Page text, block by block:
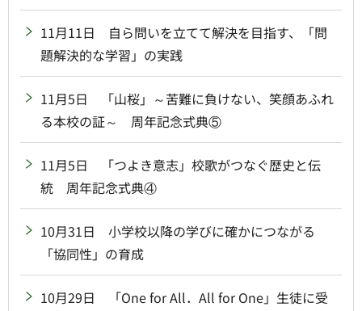
11月11日 自ら問いを立てて解決を目指す、「問
題解決的な学習」の実践
11月5日 「山桜」～苦難に負けない、笑顔あふれ
る本校の証～ 周年記念式典⑤
11月5日 「つよき意志」校歌がつなぐ歴史と伝
統 周年記念式典④
10月31日 小学校以降の学びに確かにつながる
「協同性」の育成
10月29日 「One for All．All for One」生徒に受